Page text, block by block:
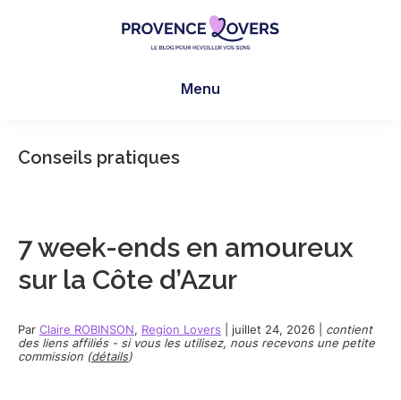
en
blog
de
et
Manu
Menu
Conseils pratiques
7 week-ends en amoureux
sur la Côte d’Azur
Par Claire ROBINSON, Region Lovers juillet 24, 2026
contient
des liens affiliés - si vous les utilisez, nous recevons une petite
commission (détails)